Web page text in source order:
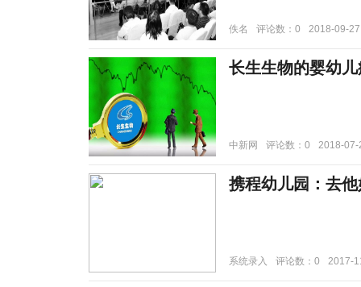
佚名 评论数：0 2018-09-27
长生生物的婴幼
中新网 评论数：0 2018-07-
携程幼儿园：去
系统录入 评论数：0 2017-